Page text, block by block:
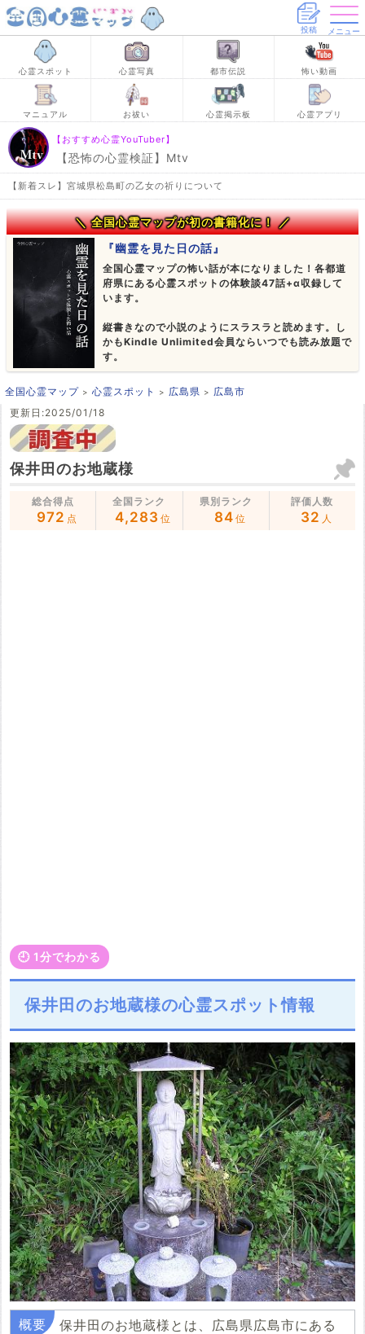
投稿 メニュー
心霊スポット 心霊写真 都市伝説 怖い動画
マニュアル お祓い 心霊掲示板 心霊アプリ
【おすすめ心霊YouTuber】
【恐怖の心霊検証】Mtv
【新着スレ】宮城県松島町の乙女の祈りについて
＼ 全国心霊マップが初の書籍化に！ ／
『幽霊を見た日の話』
全国心霊マップの怖い話が本になりました！各都道
府県にある心霊スポットの体験談47話+α収録して
います。
縦書きなので小説のようにスラスラと読めます。し
かもKindle Unlimited会員ならいつでも読み放題で
す。
全国心霊マップ 心霊スポット 広島県
広島市
更新日:2025/01/18
保井田のお地蔵様
総合得点
972 点
全国ランク
4,283 位
県別ランク
84 位
評価人数
32 人
🕘️ 1分でわかる
保井田のお地蔵様の心霊スポット情報
保井田のお地蔵様とは、広島県広島市にある